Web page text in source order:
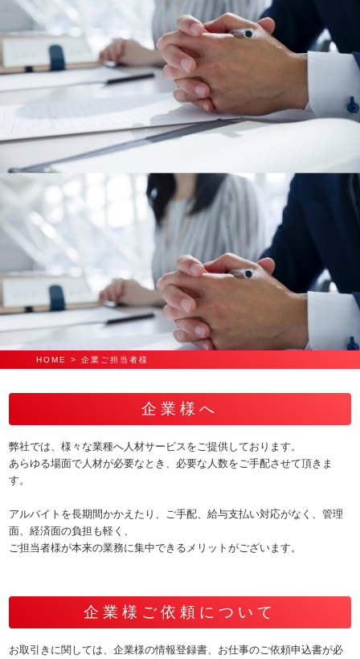
HOME > 企業ご担当者様
企業様へ
弊社では、様々な業種へ人材サービスをご提供しております。
あらゆる場面で人材が必要なとき、必要な人数をご手配させて頂きま
す。
アルバイトを長期間かかえたり、ご手配、給与支払い対応がなく、管理
面、経済面の負担も軽く、
ご担当者様が本来の業務に集中できるメリットがございます。
企業様ご依頼について
お取引きに関しては、企業様の情報登録書、お仕事のご依頼申込書が必